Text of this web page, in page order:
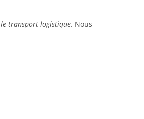
le transport logistique. Nous